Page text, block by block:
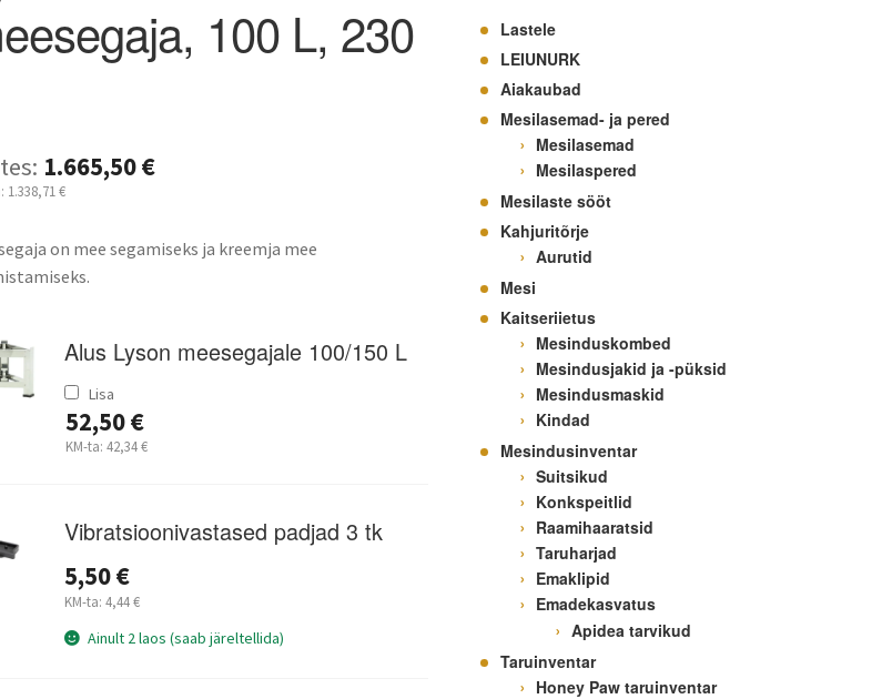
100 L, 230
1.665,50€
1.338,71€
on mee segamiseks ja kreemja mee
Alus Lyson meesegajale 100/150 L
Lisa
52,50€
KM-ta:42,34€
Vibratsioonivastased padjad 3 tk
5,50€
KM-ta: 4,44€
Ainult 2 laos (saab järeltellida)
Lastele
LEIUNURK
Aiakaubad
Mesilasemad- ja pered
Mesilasemad
Mesilaspered
Mesilaste sööt
Kahjuritõrje
Aurutid
Mesi
Kaitseriietus
Mesinduskombed
Mesindusjakid ja -püksid
Mesindusmaskid
Kindad
Mesindusinventar
Suitsikud
Konkspeitlid
Raamihaaratsid
Taruharjad
Emaklipid
Emadekasvatus
Apidea tarvikud
Taruinventar
Honey Paw taruinventar